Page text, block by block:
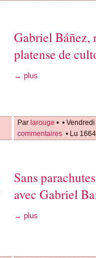
Gabriel Báñez,
platense de
→ plus
Par larouge • •
commentaires • Lu
Sans
avec Gabriel
→ plus